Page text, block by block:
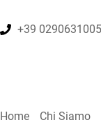
+39 0290631005
Home Chi Siamo